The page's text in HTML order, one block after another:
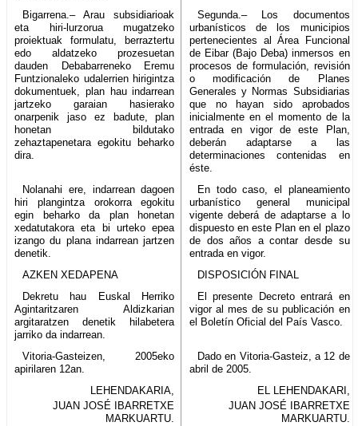
Bigarrena.– Arau subsidiarioak
eta hiri-lurzorua mugatzeko
proiektuak formulatu, berraztertu
edo aldatzeko prozesuetan
dauden Debabarreneko Eremu
Funtzionaleko udalerrien hirigintza
dokumentuek, plan hau indarrean
jartzeko garaian hasierako
onarpenik jaso ez badute, plan
honetan bildutako
zehaztapenetara egokitu beharko
dira.
Segunda.– Los documentos
urbanísticos de los municipios
pertenecientes al Área Funcional
de Eibar (Bajo Deba) inmersos en
procesos de formulación, revisión
o modificación de Planes
Generales y Normas Subsidiarias
que no hayan sido aprobados
inicialmente en el momento de la
entrada en vigor de este Plan,
deberán adaptarse a las
determinaciones contenidas en
éste.
Nolanahi ere, indarrean dagoen
hiri plangintza orokorra egokitu
egin beharko da plan honetan
xedatutakora eta bi urteko epea
izango du plana indarrean jartzen
denetik.
En todo caso, el planeamiento
urbanístico general municipal
vigente deberá de adaptarse a lo
dispuesto en este Plan en el plazo
de dos años a contar desde su
entrada en vigor.
AZKEN XEDAPENA
DISPOSICIÓN FINAL
Dekretu hau Euskal Herriko
Agintaritzaren Aldizkarian
argitaratzen denetik hilabetera
jarriko da indarrean.
El presente Decreto entrará en
vigor al mes de su publicación en
el Boletín Oficial del País Vasco.
Vitoria-Gasteizen, 2005eko
apirilaren 12an.
Dado en Vitoria-Gasteiz, a 12 de
abril de 2005.
LEHENDAKARIA,
EL LEHENDAKARI,
JUAN JOSÉ IBARRETXE
MARKUARTU.
JUAN JOSÉ IBARRETXE
MARKUARTU.